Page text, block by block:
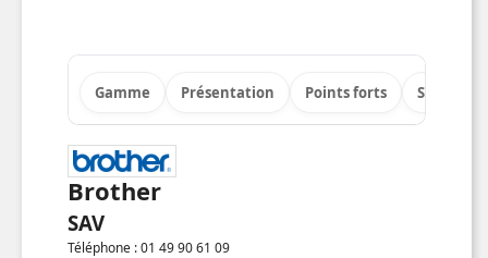
Gamme Présentation Points forts
Brother
SAV
Téléphone : 01 49 90 61 09